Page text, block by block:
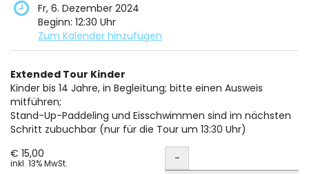
Fr, 6. Dezember 2024
Beginn: 12:30 Uhr
Zum Kalender hinzufügen
Produkte
Unkategorisierte
Produkte
Extended Tour Kinder
Kinder bis 14 Jahre, in Begleitung; bitte einen Ausweis
mitführen;
Stand-Up-Paddeling und Eisschwimmen sind im nächsten
Schritt zubuchbar (nur für die Tour um 13:30 Uhr)
€ 15,00
inkl. 13% MwSt. Menge
-